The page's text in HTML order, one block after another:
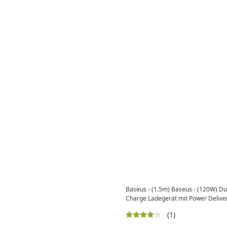
Baseus - (1.5m) Baseus - (120W)
Charge Ladegerät mit Power
(1)